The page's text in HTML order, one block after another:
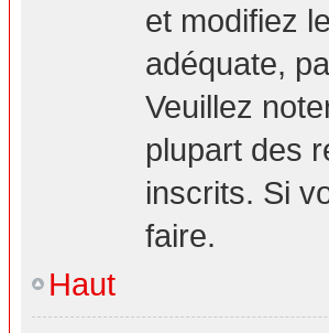
et modifiez
adéquate,
Veuillez
plupart des
inscrits. Si
faire.
Haut